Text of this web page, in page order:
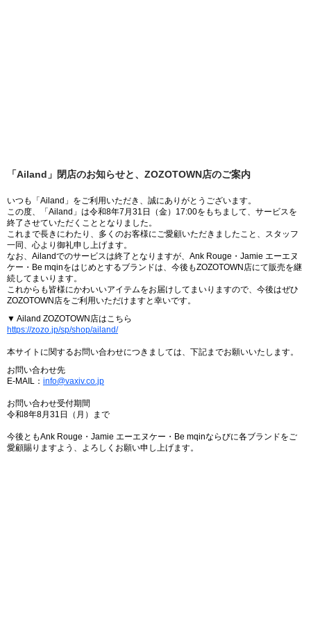
「Ailand」閉店のお知らせと、ZOZOTOWN店のご案内
いつも「Ailand」をご利用いただき、誠にありがとうございます。
この度、「Ailand」は令和8年7月31日（金）17:00をもちまして、サービスを
終了させていただくこととなりました。
これまで長きにわたり、多くのお客様にご愛顧いただきましたこと、スタッフ
一同、心より御礼申し上げます。
なお、Ailandでのサービスは終了となりますが、Ank Rouge・Jamie エーエヌ
ケー・Be mqinをはじめとするブランドは、今後もZOZOTOWN店にて販売を継
続してまいります。
これからも皆様にかわいいアイテムをお届けしてまいりますので、今後はぜひ
ZOZOTOWN店をご利用いただけますと幸いです。
▼ Ailand ZOZOTOWN店はこちら
https://zozo.jp/sp/shop/ailand/
本サイトに関するお問い合わせにつきましては、下記までお願いいたします。
お問い合わせ先
E-MAIL： info@vaxiv.co.jp
お問い合わせ受付期間
令和8年8月31日（月）まで
今後ともAnk Rouge・Jamie エーエヌケー・Be mqinならびに各ブランドをご
愛顧賜りますよう、よろしくお願い申し上げます。